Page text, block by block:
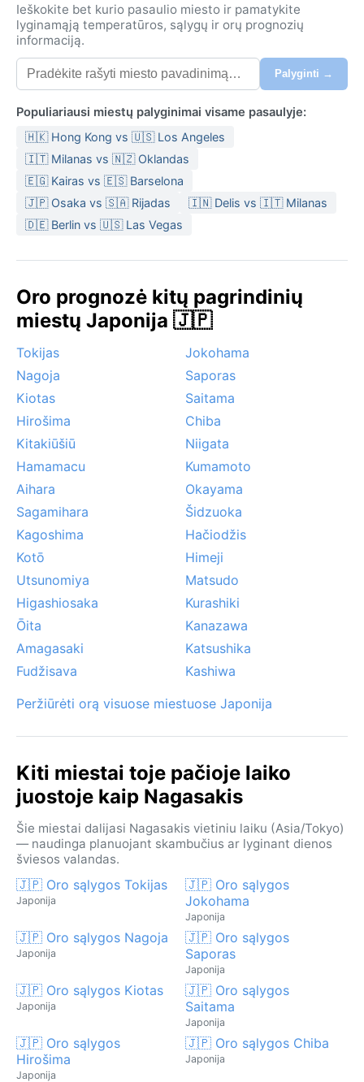
Ieškokite bet kurio pasaulio miesto ir pamatykite
lyginamąją temperatūros, sąlygų ir orų prognozių
informaciją.
Palyginti →
Populiariausi miestų palyginimai visame pasaulyje:
🇭🇰 Hong Kong vs 🇺🇸 Los Angeles
🇮🇹 Milanas vs 🇳🇿 Oklandas
🇪🇬 Kairas vs 🇪🇸 Barselona
🇯🇵 Osaka vs 🇸🇦 Rijadas
🇮🇳 Delis vs 🇮🇹 Milanas
🇩🇪 Berlin vs 🇺🇸 Las Vegas
Oro prognozė kitų pagrindinių
miestų Japonija 🇯🇵
Tokijas
Jokohama
Nagoja
Saporas
Kiotas
Saitama
Hirošima
Chiba
Kitakiūšiū
Niigata
Hamamacu
Kumamoto
Aihara
Okayama
Sagamihara
Šidzuoka
Kagoshima
Hačiodžis
Kotō
Himeji
Utsunomiya
Matsudo
Higashiosaka
Kurashiki
Ōita
Kanazawa
Amagasaki
Katsushika
Fudžisava
Kashiwa
Peržiūrėti orą visuose miestuose Japonija
Kiti miestai toje pačioje laiko
juostoje kaip Nagasakis
Šie miestai dalijasi Nagasakis vietiniu laiku (Asia/Tokyo)
— naudinga planuojant skambučius ar lyginant dienos
šviesos valandas.
🇯🇵 Oro sąlygos Tokijas
Japonija
🇯🇵 Oro sąlygos
Jokohama
Japonija
🇯🇵 Oro sąlygos Nagoja
Japonija
🇯🇵 Oro sąlygos
Saporas
Japonija
🇯🇵 Oro sąlygos Kiotas
Japonija
🇯🇵 Oro sąlygos
Saitama
Japonija
🇯🇵 Oro sąlygos
Hirošima
Japonija
🇯🇵 Oro sąlygos Chiba
Japonija